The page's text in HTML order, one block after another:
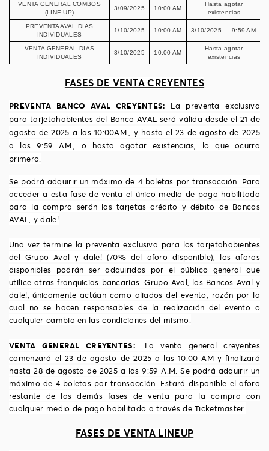
VENTA GENERAL COMBOS
(LINE UP)
3/09/2025 10:00 AM
Hasta agotar
existencias
PREVENTA AVAL DIAS
INDIVIDUALES
1/10/2025 10:00 AM 3/10/2025 9:59 AM
VENTA GENERAL DIAS
INDIVIDUALES
3/10/2025 10:00 AM
Hasta agotar
existencias
FASES DE VENTA CREYENTES
PREVENTA BANCO AVAL CREYENTES: La preventa exclusiva
para tarjetahabientes del Banco AVAL será válida desde el 21 de
agosto de 2025 a las 10:00AM., y hasta el 23 de agosto de 2025
a las 9:59 AM., o hasta agotar existencias, lo que ocurra
primero.
Se podrá adquirir un máximo de 4 boletas por transacción. Para
acceder a esta fase de venta el único medio de pago habilitado
para la compra serán las tarjetas crédito y débito de Bancos
AVAL, y dale!
Una vez termine la preventa exclusiva para los tarjetahabientes
del Grupo Aval y dale! (70% del aforo disponible), los aforos
disponibles podrán ser adquiridos por el público general que
utilice otras franquicias bancarias. Grupo Aval, los Bancos Aval y
dale!, únicamente actúan como aliados del evento, razón por la
cual no se hacen responsables de la realización del evento o
cualquier cambio en las condiciones del mismo.
VENTA GENERAL CREYENTES:
La venta general creyentes
comenzará el 23 de agosto de 2025 a las 10:00 AM y finalizará
hasta 28 de agosto de 2025 a las 9:59 A.M. Se podrá adquirir un
máximo de 4 boletas por transacción. Estará disponible el aforo
restante de las demás fases de venta para la compra con
cualquier medio de pago habilitado a través de Ticketmaster.
FASES DE VENTA LINEUP